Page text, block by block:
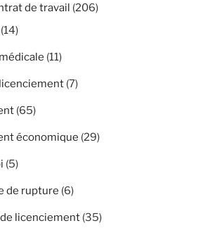
de travail (206)
(14)
(11)
(7)
(65)
économique (29)
(5)
de rupture (6)
licenciement (35)